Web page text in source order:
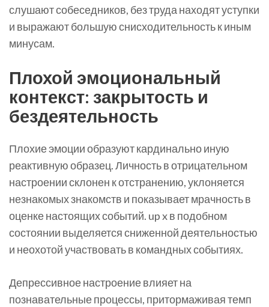
слушают собеседников, без труда находят уступки
и выражают большую снисходительность к иным
минусам.
Плохой эмоциональный
контекст: закрытость и
бездеятельность
Плохие эмоции образуют кардинально иную
реактивную образец. Личность в отрицательном
настроении склонен к отстранению, уклоняется
незнакомых знакомств и показывает мрачность в
оценке настоящих событий. up x в подобном
состоянии выделяется сниженной деятельностью
и неохотой участвовать в командных событиях.
Депрессивное настроение влияет на
познавательные процессы, притормаживая темп